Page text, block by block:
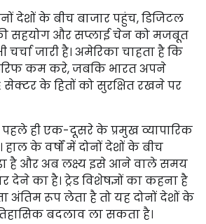
देशों के बीच बाजार पहुंच, डिजिटल
सहयोग और सप्लाई चेन को मजबूत
जारी है। अमेरिका चाहता है कि
टैरिफ कम करे, जबकि भारत अपने
सेक्टर के हितों को सुरक्षित रखने पर
ही एक-दूसरे के प्रमुख व्यापारिक
के वर्षों में दोनों देशों के बीच
है और अब लक्ष्य इसे आने वाले समय
देने का है। ट्रेड विशेषज्ञों का कहना है
अंतिम रूप लेता है तो यह दोनों देशों के
बदलाव ला सकता है।